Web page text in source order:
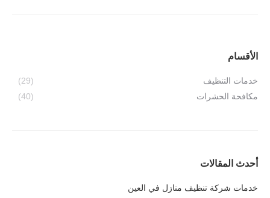
الأقسام
خدمات التنظيف
(29)
مكافحة الحشرات
(40)
أحدث المقالات
خدمات شركة تنظيف منازل في العين